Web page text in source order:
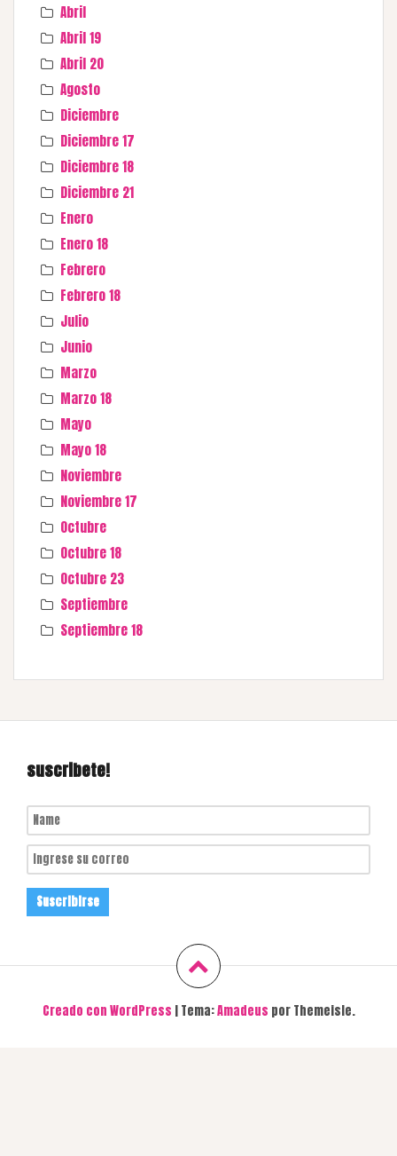
Abril
Abril 19
Abril 20
Agosto
Diciembre
Diciembre 17
Diciembre 18
Diciembre 21
Enero
Enero 18
Febrero
Febrero 18
Julio
Junio
Marzo
Marzo 18
Mayo
Mayo 18
Noviembre
Noviembre 17
Octubre
Octubre 18
Octubre 23
Septiembre
Septiembre 18
suscribete!
Creado con WordPress |Tema:Amadeus por Themeisle.